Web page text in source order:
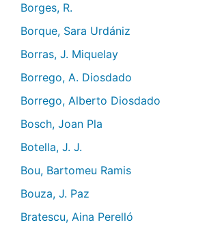
Borges, R.
Borque, Sara Urdániz
Borras, J. Miquelay
Borrego, A. Diosdado
Borrego, Alberto Diosdado
Bosch, Joan Pla
Botella, J. J.
Bou, Bartomeu Ramis
Bouza, J. Paz
Bratescu, Aina Perelló